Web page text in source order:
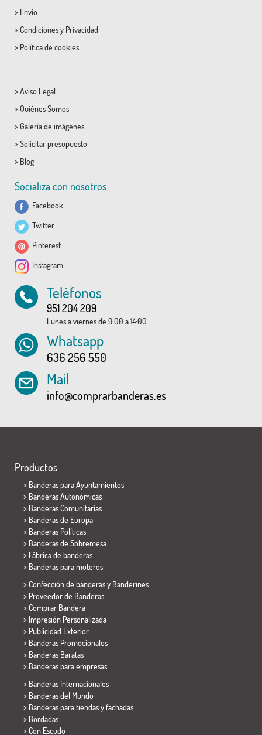
> Envío
> Condicionesy Privacidad
> Política de cookies
> Aviso Legal
> Quiénes Somos
> Galería de imágenes
> Solicitar presupuesto
> Blog
Socializa con nosotros
Facebook
Twitter
Pinterest
Instagram
Teléfonos
951 204 209
Lunes a viernes de 9:00 a 14:00
Whatsapp
636 256 550
Mail
info@comprarbanderas.es
Productos
> Banderas para Ayuntamientos
> Banderas Autonómicas
> Banderas Comunitarias
> Banderas de Europa
> Banderas Políticas
> Banderas de Sobremesa
> Fábrica de banderas
> Banderas para moteros
> Confección de banderas y Banderines
> Proveedor de Banderas
> Comprar Bandera
> Impresión Personalizada
> Publicidad Exterior
> Banderas Promocionales
> Banderas Baratas
> Banderas para empresas
> Banderas Internacionales
> Banderas del Mundo
> Banderas para tiendas y fachadas
> Bordadas
> Con Escudo